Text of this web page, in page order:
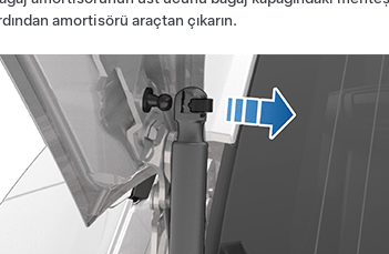
amortisörü araçtan çıkarın.